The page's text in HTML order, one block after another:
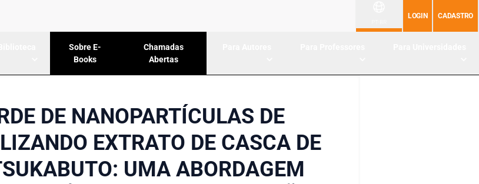
LOGIN CADASTRO
Sobre E-
Books
Chamadas
Abertas
DE NANOPARTÍCULAS DE
EXTRATO DE CASCA DE
UMA ABORDAGEM